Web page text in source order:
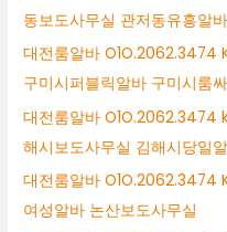
동보도사무실 관저동유흥알바
대전룸알바 O1O.2062.3474
구미시퍼블릭알바 구미시룸
대전룸알바 O1O.2062.3474
해시보도사무실 김해시당일
대전룸알바 O1O.2062.3474
여성알바 논산보도사무실